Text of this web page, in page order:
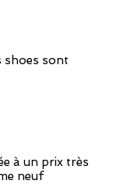
shoes sont
à un prix très
neuf